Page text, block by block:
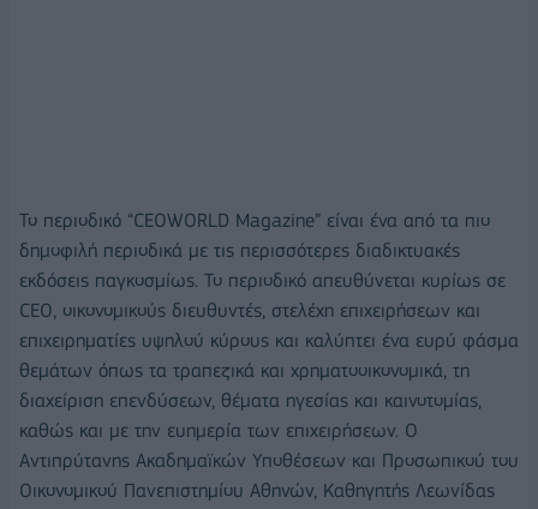
Το περιοδικό “CEOWORLD Magazine” είναι ένα από τα πιο
δημοφιλή περιοδικά με τις περισσότερες διαδικτυακές
εκδόσεις παγκοσμίως. Το περιοδικό απευθύνεται κυρίως σε
CEO, οικονομικούς διευθυντές, στελέχη επιχειρήσεων και
επιχειρηματίες υψηλού κύρους και καλύπτει ένα ευρύ φάσμα
θεμάτων όπως τα τραπεζικά και χρηματοοικονομικά, τη
διαχείριση επενδύσεων, θέματα ηγεσίας και καινοτομίας,
καθώς και με την ευημερία των επιχειρήσεων. Ο
Αντιπρύτανης Ακαδημαϊκών Υποθέσεων και Προσωπικού του
Οικονομικού Πανεπιστημίου Αθηνών, Καθηγητής Λεωνίδας